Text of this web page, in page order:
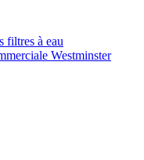
filtres à eau
Westminster